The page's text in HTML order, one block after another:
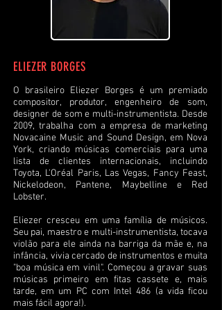
ELIEZER BORGES
O brasileiro Eliezer Borges é um premiado
compositor, produtor, engenheiro de som,
designer de som e multi-instrumentista. Desde
2009, trabalha com a empresa de marketing
Novacaine Music and Sound Design, em Nova
York, criando músicas comerciais para uma
lista de clientes internacionais, incluindo
Toyota, L'Oréal Paris, Las Vegas, Fancy Feast,
Nickelodeon, Pantene, Maybelline e Red
Lobster.
Eliezer cresceu em uma família de músicos.
Seu pai, maestro e multi-instrumentista, tocava
violão para ele ainda na barriga da mãe e, na
infância, vivia cercado de instrumentos e muita
"boa música em vinil". Começou a gravar suas
músicas primeiro em fitas cassete e, mais
tarde, em um PC com Intel 486 (a vida ficou
mais fácil agora!).